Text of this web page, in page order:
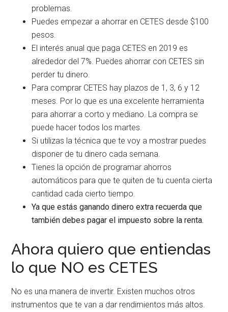
problemas.
Puedes empezar a ahorrar en CETES desde $100
pesos.
El interés anual que paga CETES en 2019 es
alrededor del 7%. Puedes ahorrar con CETES sin
perder tu dinero.
Para comprar CETES hay plazos de 1, 3, 6 y 12
meses. Por lo que es una excelente herramienta
para ahorrar a corto y mediano. La compra se
puede hacer todos los martes.
Si utilizas la técnica que te voy a mostrar puedes
disponer de tu dinero cada semana.
Tienes la opción de programar ahorros
automáticos para que te quiten de tu cuenta cierta
cantidad cada cierto tiempo.
Ya que estás ganando dinero extra recuerda que
también debes pagar el impuesto sobre la renta.
Ahora quiero que entiendas
lo que NO es CETES
No es una manera de invertir. Existen muchos otros
instrumentos que te van a dar rendimientos más altos.